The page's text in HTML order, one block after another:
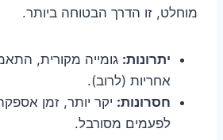
מוחלט, זו הדרך הבטוחה ביותר.
יתרונות: גומייה מקורית,
אחריות (לרוב).
חסרונות: יקר יותר, זמן
לפעמים מסורבל.